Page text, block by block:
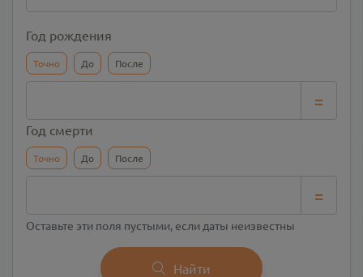
Год рождения
Точно До После
=
Год смерти
Точно До После
=
Оставьте эти поля пустыми, если даты неизвестны
Найти